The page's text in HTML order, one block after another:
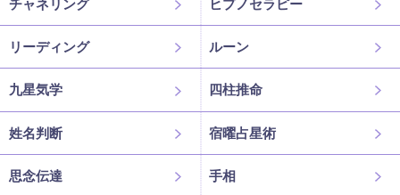
リーディング ルーン
九星気学 四柱推命
姓名判断 宿曜占星術
思念伝達 手相